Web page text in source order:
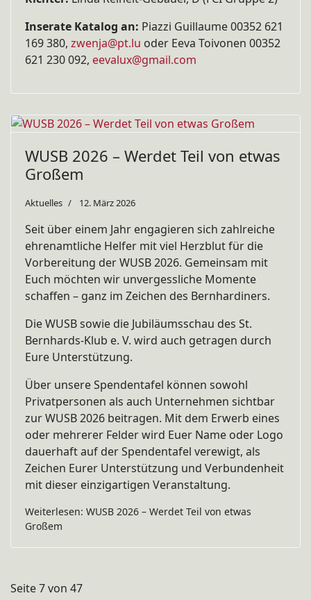
Inserate Katalog an: Piazzi Guillaume 00352 621
169 380, zwenja@pt.lu oder Eeva Toivonen 00352
621 230 092, eevalux@gmail.com
WUSB 2026 – Werdet Teil von etwas
Großem
Aktuelles 12. März 2026
Seit über einem Jahr engagieren sich zahlreiche
ehrenamtliche Helfer mit viel Herzblut für die
Vorbereitung der WUSB 2026. Gemeinsam mit
Euch möchten wir unvergessliche Momente
schaffen – ganz im Zeichen des Bernhardiners.
Die WUSB sowie die Jubiläumsschau des St.
Bernhards-Klub e. V. wird auch getragen durch
Eure Unterstützung.
Über unsere Spendentafel können sowohl
Privatpersonen als auch Unternehmen sichtbar
zur WUSB 2026 beitragen. Mit dem Erwerb eines
oder mehrerer Felder wird Euer Name oder Logo
dauerhaft auf der Spendentafel verewigt, als
Zeichen Eurer Unterstützung und Verbundenheit
mit dieser einzigartigen Veranstaltung.
Weiterlesen: WUSB 2026 – Werdet Teil von etwas
Großem
Seite 7 von 47